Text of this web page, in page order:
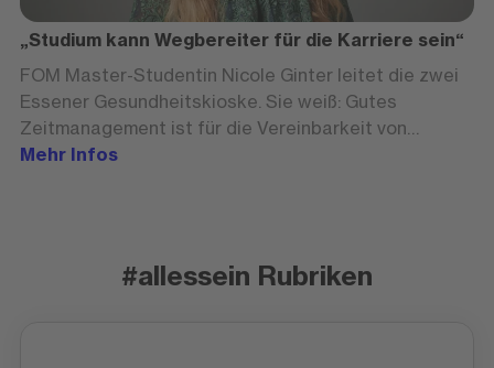
„Studium kann Wegbereiter für die Karriere sein“
FOM Master-Studentin Nicole Ginter leitet die zwei
Essener Gesundheitskioske. Sie weiß: Gutes
Zeitmanagement ist für die Vereinbarkeit von
Studium und Beruf essenziell.
Mehr Infos
#allessein Rubriken